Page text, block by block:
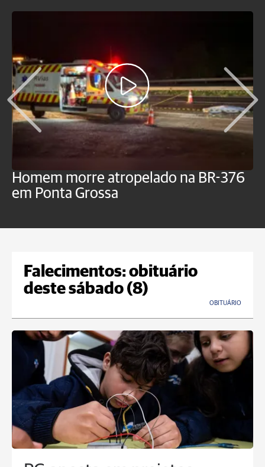
Homem morre atropelado na BR-376
em Ponta Grossa
Falecimentos: obituário
deste sábado (8)
OBITUÁRIO